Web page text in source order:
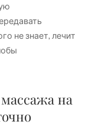
не знает, лечит
на